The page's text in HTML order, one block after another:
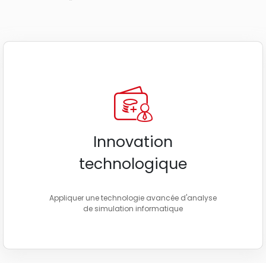
Innovation
technologique
Appliquer une technologie avancée d'analyse
de simulation informatique